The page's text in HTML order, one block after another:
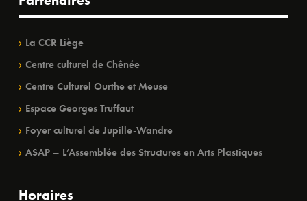
La CCR Liège
Centre culturel de Chênée
Centre Culturel Ourthe et Meuse
Espace Georges Truffaut
Foyer culturel de Jupille-Wandre
ASAP – L’Assemblée des Structures en Arts Plastiques
Horaires